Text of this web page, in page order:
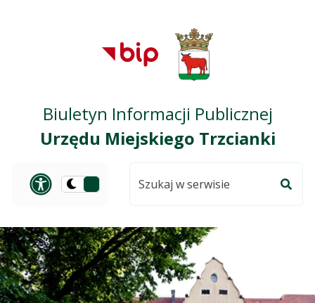
Przejdź do
głównego menu
Przejdź do treści
Przejdź do mapy
serwisu
Biuletyn Informacji Publicznej
Urzędu Miejskiego Trzcianki
Panel dostosowania
Przełącz
ciemną
serwisie